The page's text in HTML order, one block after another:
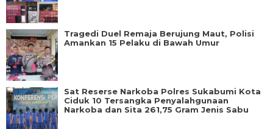
Tragedi Duel Remaja Berujung Maut, Polisi
Amankan 15 Pelaku di Bawah Umur
Sat Reserse Narkoba Polres Sukabumi Kota
Ciduk 10 Tersangka Penyalahgunaan
Narkoba dan Sita 261,75 Gram Jenis Sabu